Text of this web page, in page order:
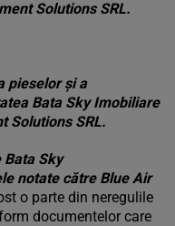
Solutions SRL.
pieselor și a
Bata Sky Imobiliare
Solutions SRL.
Sky
notate către Blue Air
o parte din neregulile
documentelor care